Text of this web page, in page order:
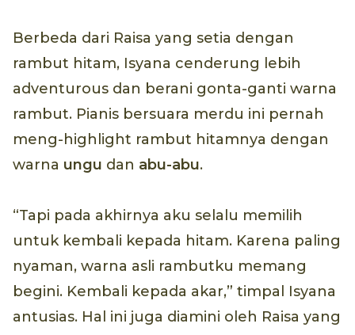
Berbeda dari Raisa yang setia dengan
rambut hitam, Isyana cenderung lebih
adventurous dan berani gonta-ganti warna
rambut. Pianis bersuara merdu ini pernah
meng-highlight rambut hitamnya dengan
warna ungu dan abu-abu.
“Tapi pada akhirnya aku selalu memilih
untuk kembali kepada hitam. Karena paling
nyaman, warna asli rambutku memang
begini. Kembali kepada akar,” timpal Isyana
antusias. Hal ini juga diamini oleh Raisa yang